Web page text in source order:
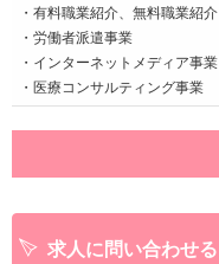
・有料職業紹介、無料職業紹介
・労働者派遣事業
・インターネットメディア事業
・医療コンサルティング事業
求人に問い合わせる